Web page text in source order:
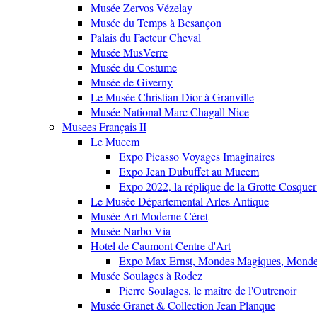
Musée Zervos Vézelay
Musée du Temps à Besançon
Palais du Facteur Cheval
Musée MusVerre
Musée du Costume
Musée de Giverny
Le Musée Christian Dior à Granville
Musée National Marc Chagall Nice
Musees Français II
Le Mucem
Expo Picasso Voyages Imaginaires
Expo Jean Dubuffet au Mucem
Expo 2022, la réplique de la Grotte
Le Musée Départemental Arles Antique
Musée Art Moderne Céret
Musée Narbo Via
Hotel de Caumont Centre d'Art
Expo Max Ernst, Mondes Magiques,
Musée Soulages à Rodez
Pierre Soulages, le maître de l'Outrenoir
Musée Granet & Collection Jean Planque